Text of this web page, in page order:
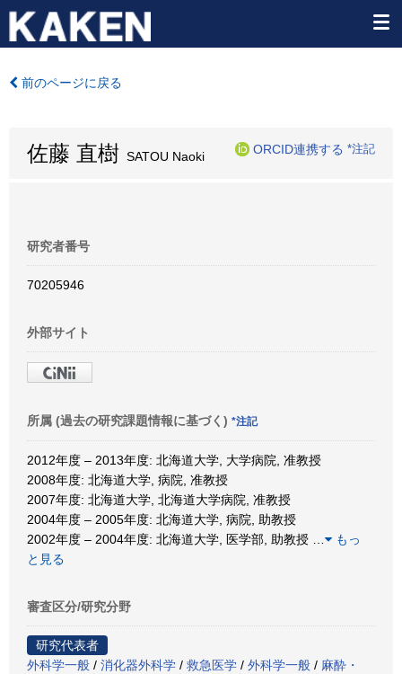
前のページに戻る
佐藤 直樹 SATOU Naoki
ORCID連携する *注記
研究者番号
70205946
外部サイト
所属 (過去の研究課題情報に基づく) *注記
2012年度 – 2013年度: 北海道大学, 大学病院, 准教授
2008年度: 北海道大学, 病院, 准教授
2007年度: 北海道大学, 北海道大学病院, 准教授
2004年度 – 2005年度: 北海道大学, 病院, 助教授
2002年度 – 2004年度: 北海道大学, 医学部, 助教授
もっ
と見る
審査区分/研究分野
研究代表者
外科学一般 / 消化器外科学 / 救急医学 / 外科学一般 / 麻酔・